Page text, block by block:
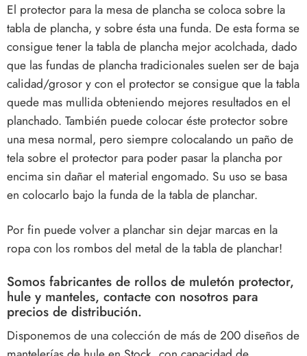
El protector para la mesa de plancha se coloca sobre la
tabla de plancha, y sobre ésta una funda. De esta forma se
consigue tener la tabla de plancha mejor acolchada, dado
que las fundas de plancha tradicionales suelen ser de baja
calidad/grosor y con el protector se consigue que la tabla
quede mas mullida obteniendo mejores resultados en el
planchado. También puede colocar éste protector sobre
una mesa normal, pero siempre colocalando un paño de
tela sobre el protector para poder pasar la plancha por
encima sin dañar el material engomado. Su uso se basa
en colocarlo bajo la funda de la tabla de planchar.
Por fin puede volver a plancharsin dejar marcas en la
ropa con los rombos del metal de la tabla de planchar!
Somos fabricantes de rollos de muletón protector,
hule y manteles, contacte con nosotros para
precios de distribución.
Disponemos de una colección de más de 200 diseños de